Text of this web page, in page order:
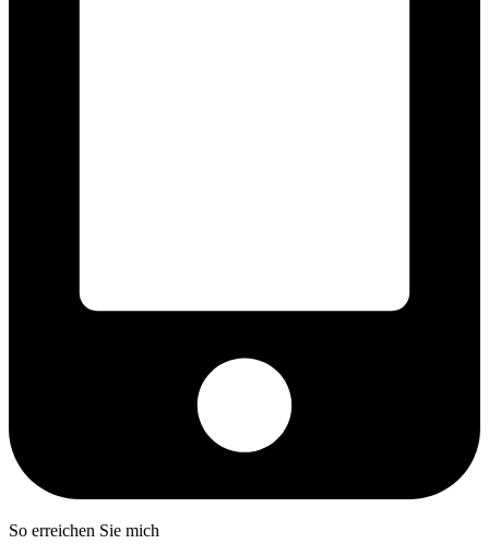
So erreichen Sie mich